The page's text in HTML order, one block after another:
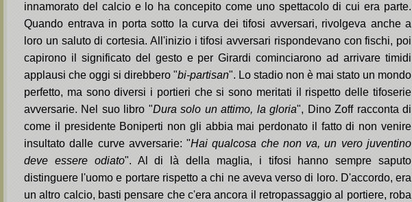
innamorato del calcio e lo ha concepito come uno spettacolo di cui era parte.
Quando entrava in porta sotto la curva dei tifosi avversari, rivolgeva anche a
loro un saluto di cortesia. All'inizio i tifosi avversari rispondevano con fischi, poi
capirono il significato del gesto e per Girardi cominciarono ad arrivare timidi
applausi che oggi si direbbero "bi-partisan". Lo stadio non è mai stato un mondo
perfetto, ma sono diversi i portieri che si sono meritati il rispetto delle tifoserie
avversarie. Nel suo libro "Dura solo un attimo, la gloria", Dino Zoff racconta di
come il presidente Boniperti non gli abbia mai perdonato il fatto di non venire
insultato dalle curve avversarie: "Hai qualcosa che non va, un vero juventino
deve essere odiato". Al di là della maglia, i tifosi hanno sempre saputo
distinguere l'uomo e portare rispetto a chi ne aveva verso di loro. D'accordo, era
un altro calcio, basti pensare che c'era ancora il retropassaggio al portiere, roba